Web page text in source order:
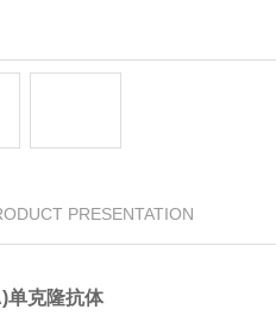
PRESENTATION
单克隆抗体